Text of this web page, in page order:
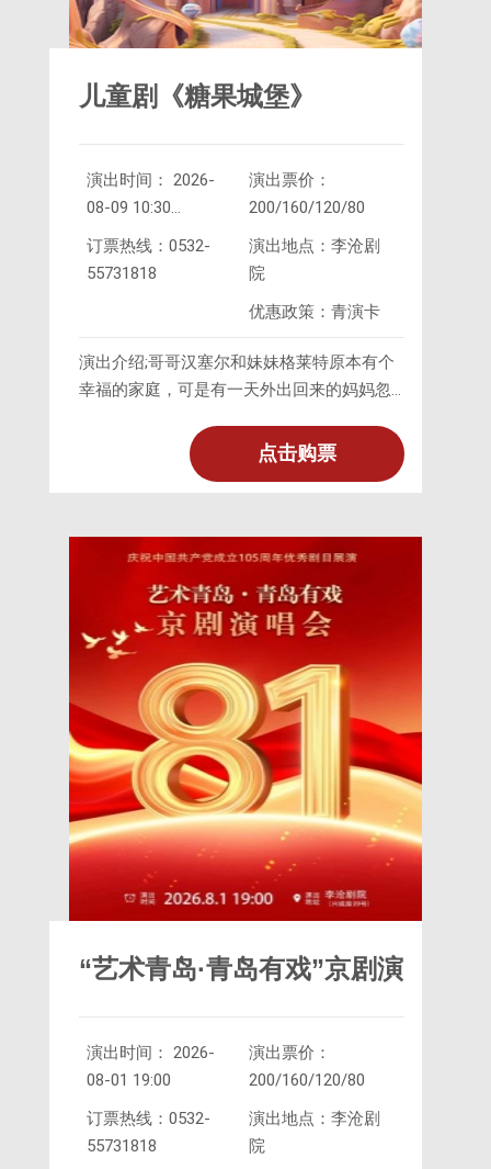
儿童剧《糖果城堡》
演出时间： 2026-
08-09 10:30
2026-
08-09 15:30
订票热线：0532-
55731818
演出票价：
200/160/120/80
演出地点：李沧剧
院
优惠政策：青演卡
演出介绍;哥哥汉塞尔和妹妹格莱特原本有个
幸福的家庭，可是有一天外出回来的妈妈忽
暴躁，竟然在爸爸不在的时候把这兄妹俩遗
弃在树林里。兄妹俩努力地寻找回家的道
成的，就连生活在这里的都是糖果精灵。就
在他们高兴地享受着美好的快乐时，一个恶
毒的女巫出现了，原来这里的一切都是女巫
控制的。这兄妹俩能够
点击购票
“艺术青岛·青岛有戏”京剧演
唱会
演出时间： 2026-
08-01 19:00
订票热线：0532-
55731818
演出票价：
200/160/120/80
演出地点：李沧剧
院